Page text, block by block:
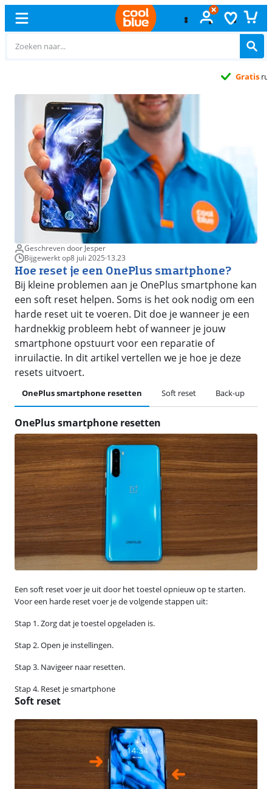
Geschreven door Jesper
Bijgewerkt op8 juli 2025·13.23
Hoe reset je een OnePlus smartphone?
Bij kleine problemen aan je OnePlus smartphone kan
een soft reset helpen. Soms is het ook nodig om een
harde reset uit te voeren. Dit doe je wanneer je een
hardnekkig probleem hebt of wanneer je jouw
smartphone opstuurt voor een reparatie of
inruilactie. In dit artikel vertellen we je hoe je deze
resets uitvoert.
OnePlus smartphone resetten Soft reset Back-up
OnePlus smartphone resetten
Een soft reset voer je uit door het toestel opnieuw op te starten.
Voor een harde reset voer je de volgende stappen uit:
Stap 1. Zorg dat je toestel opgeladen is.
Stap 2. Open je instellingen.
Stap 3. Navigeer naar resetten.
Stap 4. Reset je smartphone
Soft reset